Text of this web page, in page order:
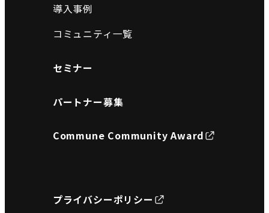
導入事例
コミュニティ一覧
セミナー
パートナー募集
Commune Community Award
プライバシーポリシー